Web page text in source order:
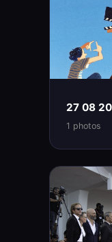
27 08
1 photos